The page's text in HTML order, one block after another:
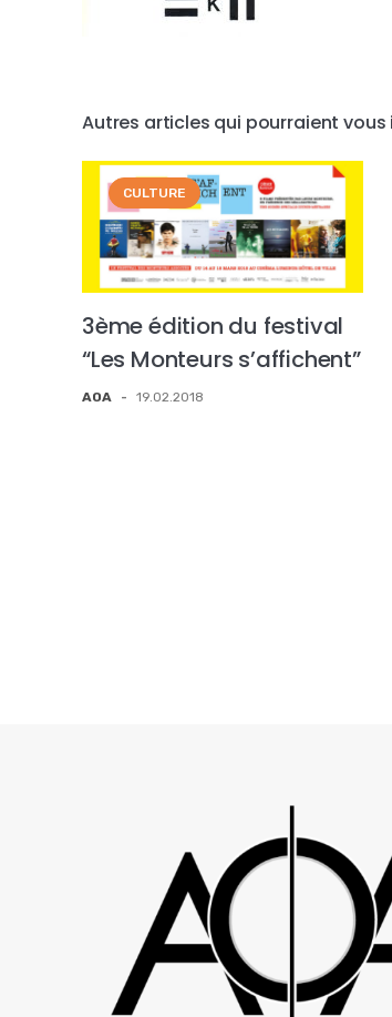
Autres articles qui pourraient vous
CULTURE
3ème édition du festival
“Les Monteurs s’affichent”
AOA - 19.02.2018